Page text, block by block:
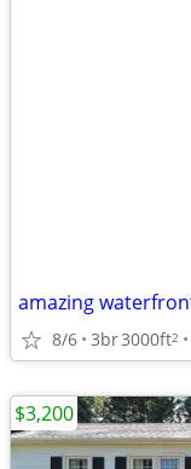
amazing
8/6 3br3000ft2
$3,200